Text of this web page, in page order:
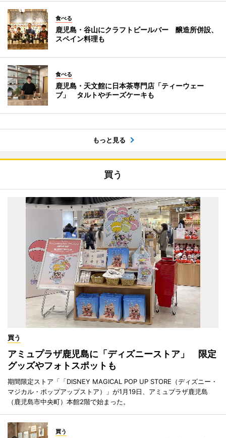
食べる
鹿児島・谷山にクラフトビールバー 醸造所併設、
スペイン料理も
食べる
鹿児島・天文館に日本茶専門店「ティーウェー
ブ」 タルトやチーズケーキも
もっと見る
買う
買う
アミュプラザ鹿児島に「ディズニーストア」 限定
グッズやフォトスポットも
期間限定ストア「「DISNEY MAGICAL POP UP STORE（ディズニー・
マジカル・ポップアップストア）」が1月19日、アミュプラザ鹿児島
（鹿児島市中央町）本館2階で始まった。
買う